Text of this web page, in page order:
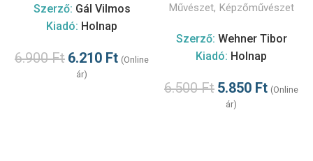
Szerző: Gál Vilmos
Kiadó: Holnap
6.900Ft 6.210 Ft (Online
ár)
Művészet, Képzőművészet
Szerző: Wehner Tibor
Kiadó: Holnap
6.500Ft 5.850 Ft (Online
ár)